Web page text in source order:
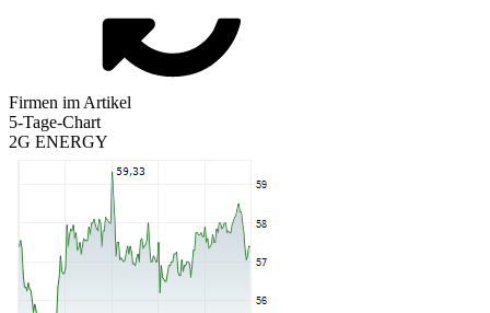
Firmen im Artikel
5-Tage-Chart
2G ENERGY